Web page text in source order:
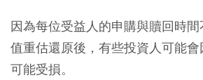
因為每位受益人的申購與贖回時
值重估還原後，有些投資人可能
可能受損。